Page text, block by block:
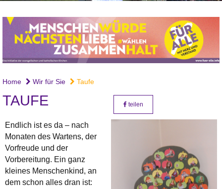
Home Wir für Sie Taufe
TAUFE teilen
Endlich ist es da – nach
Monaten des Wartens, der
Vorfreude und der
Vorbereitung. Ein ganz
kleines Menschenkind, an
dem schon alles dran ist: